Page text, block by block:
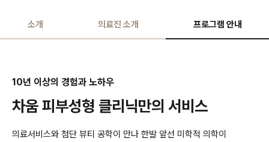
소개 의료진 소개 프로그램 안내
10년 이상의 경험과 노하우
차움 피부성형 클리닉만의 서비스
의료서비스와 첨단 뷰티 공학이 만나 한발 앞선 미학적 의학이